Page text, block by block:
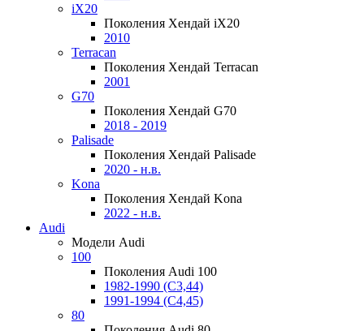
iX20
Поколения Хендай iX20
2010
Terracan
Поколения Хендай Terracan
2001
G70
Поколения Хендай G70
2018 - 2019
Palisade
Поколения Хендай Palisade
2020 - н.в.
Kona
Поколения Хендай Kona
2022 - н.в.
Audi
Модели Audi
100
Поколения Audi 100
1982-1990 (С3,44)
1991-1994 (С4,45)
80